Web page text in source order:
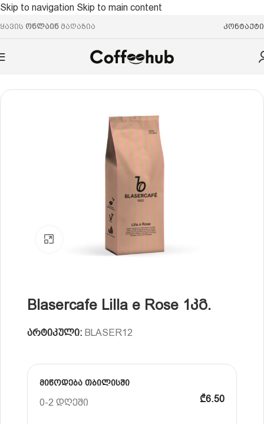
Skip to navigation Skip to main content
ყავის ონლაინ მაღაზია კონტაქტი
Click to enlarge
Blasercafe Lilla e Rose 1კგ.
არტიკული: BLASER12
მიწოდება თბილისში
0-2 დღეში ₾6.50